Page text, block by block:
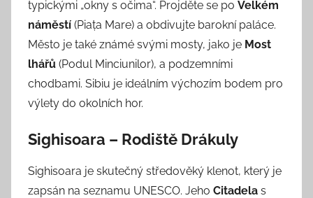
typickými „okny s očima“. Projděte se po Velkém
náměstí (Piața Mare) a obdivujte barokní paláce.
Město je také známé svými mosty, jako je Most
lhářů (Podul Minciunilor), a podzemními
chodbami. Sibiu je ideálním výchozím bodem pro
výlety do okolních hor.
Sighisoara – Rodiště Drákuly
Sighisoara je skutečný středověký klenot, který je
zapsán na seznamu UNESCO. Jeho Citadela s